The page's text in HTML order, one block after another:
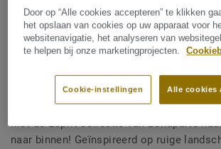
Kamerbreed tapijt|Vloerkleden op maat
DESSO Esprit -
Met de Esprit collectie van Bonaparte
naar binnen! Geïnspireerd op ruige
Door op “Alle cookies accepteren” te klikken
het opslaan van cookies op uw apparaat voor
websitenavigatie, het analyseren van
te helpen bij onze marketingprojecten.
Alle cookies
Cookie-instellingen